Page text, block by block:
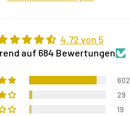
4.72 von 5
auf 684 Bewertungen
602
29
19